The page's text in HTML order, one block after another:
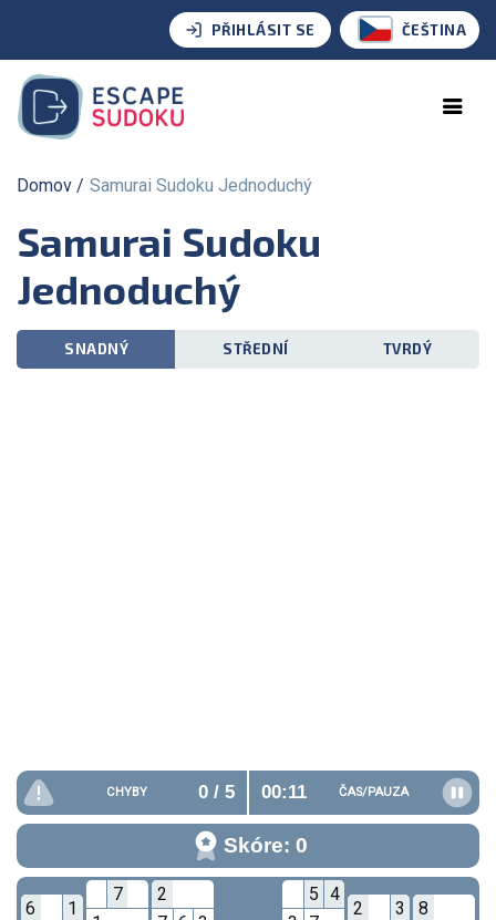
PŘIHLÁSIT SE ČEŠTINA
Domov Samurai Sudoku Jednoduchý
Samurai Sudoku
Jednoduchý
SNADNÝ STŘEDNÍ TVRDÝ
CHYBY 0/ 5 00:12 ČAS/PAUZA
Skóre: 0
6
1
7
2
5 4
2
3
8